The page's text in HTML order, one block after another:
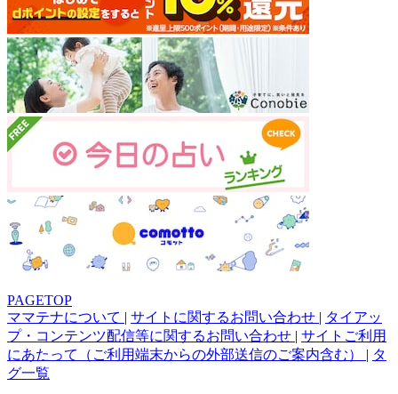
PAGETOP
ママテナについて | サイトに関するお問い合わせ | タイアッ
プ・コンテンツ配信等に関するお問い合わせ | サイトご利用
にあたって（ご利用端末からの外部送信のご案内含む） | タ
グ一覧